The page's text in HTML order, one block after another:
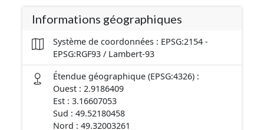
Informations géographiques
Système de coordonnées : EPSG:2154 -
EPSG:RGF93 / Lambert-93
Étendue géographique (EPSG:4326) :
Ouest : 2.9186409
Est : 3.16607053
Sud : 49.52180458
Nord : 49.32003261